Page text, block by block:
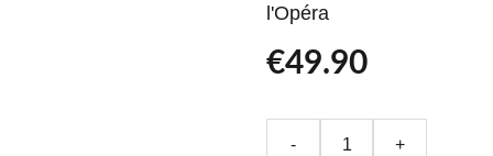
l'Opéra
€49.90
- +